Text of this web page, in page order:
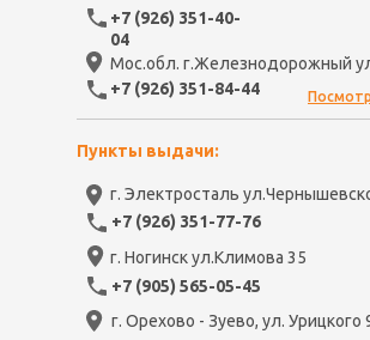
г. Ногинск ул.Климова 35
+7 (905) 565-05-45
г. Орехово - Зуево, ул. Урицкого
г. Электросталь
Мос.обл. г.Железнодорожный
Пункты выдачи:
+7 (926) 351-40-
04
+7 (926) 351-84-44
+7 (926) 351-77-76